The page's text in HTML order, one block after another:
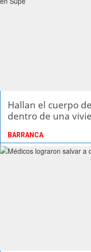
Hallan el cuerpo
dentro de una
BARRANCA